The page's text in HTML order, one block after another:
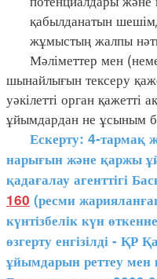
қабылданатын
жұмыстың жалпы
Мәліметтер мен
шынайлығын тексеру
уәкілетті орган қажетті
ұйымдардан не ұсыным
Ескерту: 4-тармақ
нарығын және қаржы
қадағалау агенттігі
160 (ресми
күнтізбелік күн
өзгерту енгізілді -
ұйымдарын реттеу мен